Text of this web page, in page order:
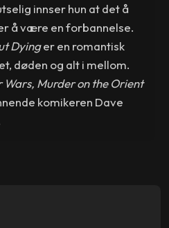
innser hun at det å
å være en forbannelse.
Dyinger en romantisk
døden og alt i mellom.
Wars, Murder on the Orient
komikeren Dave